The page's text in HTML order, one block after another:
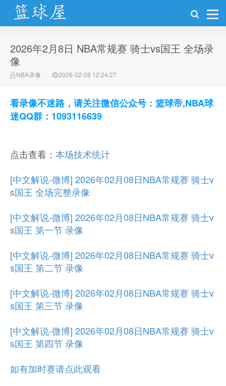
NBA录像网
2026年2月8日 NBA常规赛 骑士vs国王 全场录
像
NBA录像 2026-02-08 12:24:27
看录像不迷路，请关注微信公众号：篮球帝,NBA球
迷QQ群：1093116639
点击查看： 本场技术统计
[中文解说-微博] 2026年02月08日NBA常规赛 骑士v
s国王 全场完整录像
[中文解说-微博] 2026年02月08日NBA常规赛 骑士v
s国王 第一节 录像
[中文解说-微博] 2026年02月08日NBA常规赛 骑士v
s国王 第二节 录像
[中文解说-微博] 2026年02月08日NBA常规赛 骑士v
s国王 第三节 录像
[中文解说-微博] 2026年02月08日NBA常规赛 骑士v
s国王 第四节 录像
如有加时赛请点此观看